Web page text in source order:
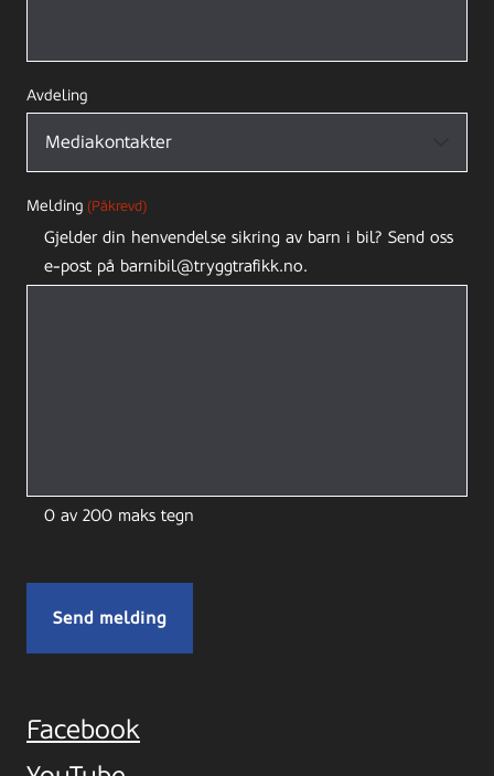
Avdeling
Melding (Påkrevd)
Gjelder din henvendelse sikring av barn i bil? Send oss
e-post på barnibil@tryggtrafikk.no.
0 av 200 maks tegn
Facebook